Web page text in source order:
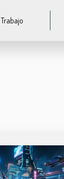
Trabajo